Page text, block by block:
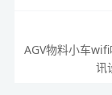
AGV物料小车
讯